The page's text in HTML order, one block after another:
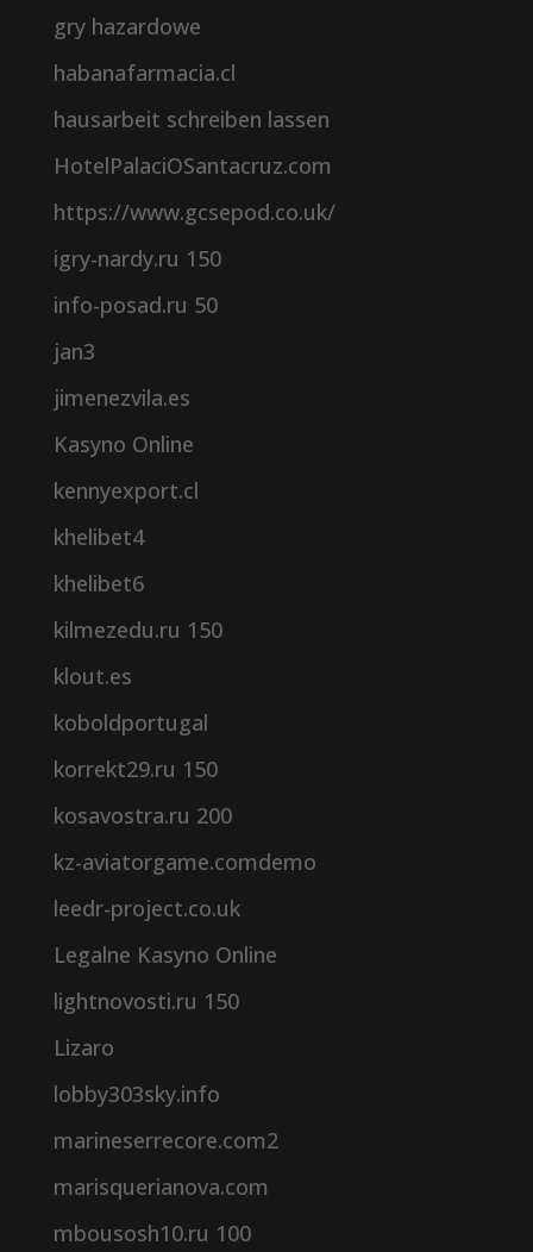
gry hazardowe
habanafarmacia.cl
hausarbeit schreiben lassen
HotelPalaciOSantacruz.com
https://www.gcsepod.co.uk/
igry-nardy.ru 150
info-posad.ru 50
jan3
jimenezvila.es
Kasyno Online
kennyexport.cl
khelibet4
khelibet6
kilmezedu.ru 150
klout.es
koboldportugal
korrekt29.ru 150
kosavostra.ru 200
kz-aviatorgame.comdemo
leedr-project.co.uk
Legalne Kasyno Online
lightnovosti.ru 150
Lizaro
lobby303sky.info
marineserrecore.com2
marisquerianova.com
mbousosh10.ru 100